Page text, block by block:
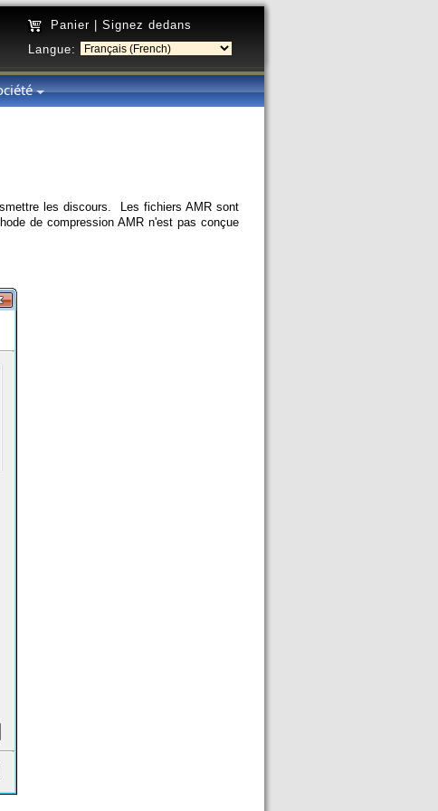
Panier
Signez dedans
Langue:
les discours. Les fichiers AMR sont
de compression AMR n'est pas conçue